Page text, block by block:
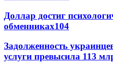
Доллар достиг
обменниках104
Задолженность
услуги превысила 113